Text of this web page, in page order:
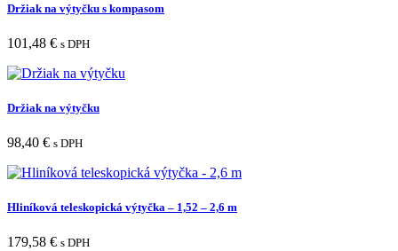
Držiak na výtyčku s kompasom
101,48 € s DPH
Držiak na výtyčku
98,40 € s DPH
Hliníková teleskopická výtyčka – 1,52 – 2,6 m
179,58 € s DPH